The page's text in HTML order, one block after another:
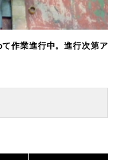
作業進行中。進行次第ア